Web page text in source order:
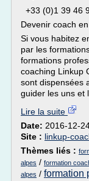
+33 (0)1 39 46
Devenir coach
Si vous habitez
par les
formations
coaching Linkup
sont dispensées
guider les uns et
Lire la suite
Date: 2016-12-
Site : linkup-
Thèmes liés :
alpes / formation
alpes / formation